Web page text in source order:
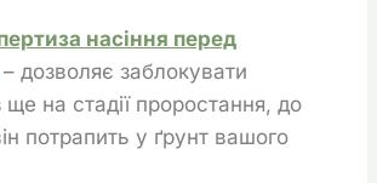
насіння перед
– дозволяє заблокувати
ще на стадії проростання, до
потрапить у ґрунт вашого